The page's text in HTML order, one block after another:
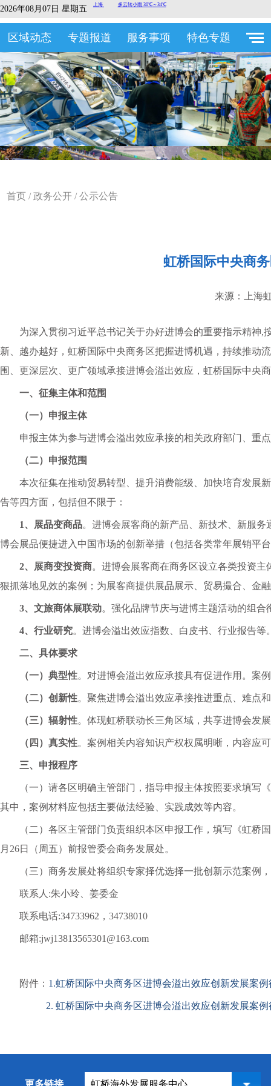
2026年08月07日 星期五
区域动态 专题报道 服务事项 特色专题
首页 /政务公开 /公示公告
虹桥国际中央商
来源：上海
为深入贯彻习近平总书记关于办好进博会的重要指示精神,
新、越办越好，虹桥国际中央商务区把握进博机遇，持续推动
围、更深层次、更广领域承接进博会溢出效应，虹桥国际中央
一、 征集主体和范围
（一） 申报主体
申报主体为参与进博会溢出效应承接的相关政府部门、重
（二） 申报范围
本次征集在推动贸易转型、提升消费能级、加快培育发展
告等四方面，包括但不限于：
1、展品变商品。进博会展客商的新产品、新技术、新服
博会展品便捷进入中国市场的创新举措（包括各类常年展销平
2、展商变投资商。进博会展客商在商务区设立各类投资主
狠抓落地见效的案例；为展客商提供展品展示、贸易撮合、金
3、文旅商体展联动。强化品牌节庆与进博主题活动的组
4、行业研究。进博会溢出效应指数、白皮书、行业报告等
二、 具体要求
（一）典型性。对进博会溢出效应承接具有促进作用。案
（二）创新性。聚焦进博会溢出效应承接推进重点、难点
（三）辐射性。体现虹桥联动长三角区域，共享进博会发
（四）真实性。案例相关内容知识产权权属明晰，内容应
三、 申报程序
（一）请各区明确主管部门，指导申报主体按照要求填
其中，案例材料应包括主要做法经验、实践成效等内容。
（二）各区主管部门负责组织本区申报工作，填写《虹
月26日（周五）前报管委会商务发展处。
（三）商务发展处将组织专家择优选择一批创新示范案
联系人 :朱小玲、姜委金
联系电话:34733962，34738010
邮箱:jwj13813565301@163.com
附件： 1.虹桥国际中央商务区进博会溢出效应创新发展案例
2. 虹桥国际中央商务区进博会溢出效应创新发展案例
更多链接